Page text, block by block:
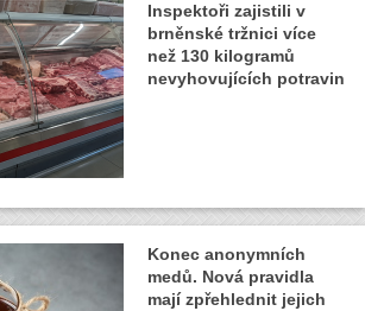
Inspektoři zajistili v
brněnské tržnici více
než 130 kilogramů
nevyhovujících potravin
Konec anonymních
medů. Nová pravidla
mají zpřehlednit jejich